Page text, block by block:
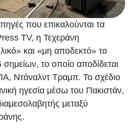
που επικαλούνται τα
TV, η Τεχεράνη
και «μη αποδεκτό» το
σημείων, το οποίο αποδίδεται
Ντόναλντ Τραμπ. Το σχέδιο
ηγεσία μέσω του Πακιστάν,
μεταξύ